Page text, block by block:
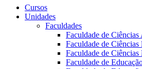
Cursos
Unidades
Faculdades
Faculdade de
Faculdade de Ciências
Faculdade de Ciências
Faculdade de